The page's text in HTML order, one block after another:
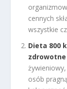
cennych
wszystkie
Dieta 800
zdrowotne
osób